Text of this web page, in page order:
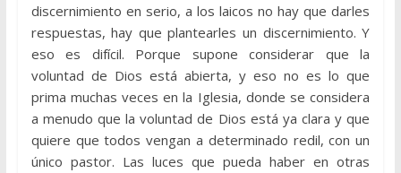
discernimiento en serio, a los laicos no hay que darles
respuestas, hay que plantearles un discernimiento. Y
eso es difícil. Porque supone considerar que la
voluntad de Dios está abierta, y eso no es lo que
prima muchas veces en la Iglesia, donde se considera
a menudo que la voluntad de Dios está ya clara y que
quiere que todos vengan a determinado redil, con un
único pastor. Las luces que pueda haber en otras